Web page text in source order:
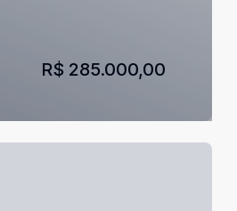
R$ 285.000,00